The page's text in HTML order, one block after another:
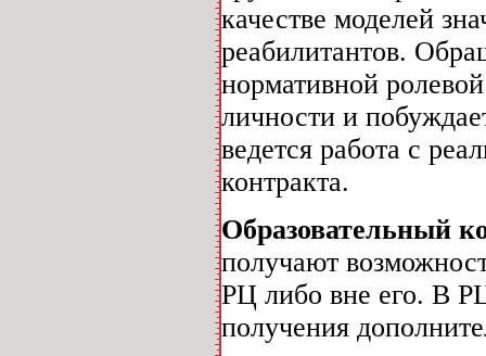
качестве моделей
реабилитантов.
нормативной
личности и
ведется работа с
контракта.
Образовательный
получают
РЦ либо вне его. В
получения